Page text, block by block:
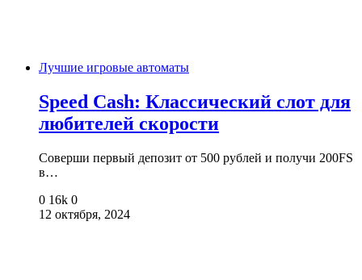
Лучшие игровые автоматы
Speed Cash: Классический слот для
любителей скорости
Соверши первый депозит от 500 рублей и получи 200FS
в…
0 16k 0
12 октября, 2024